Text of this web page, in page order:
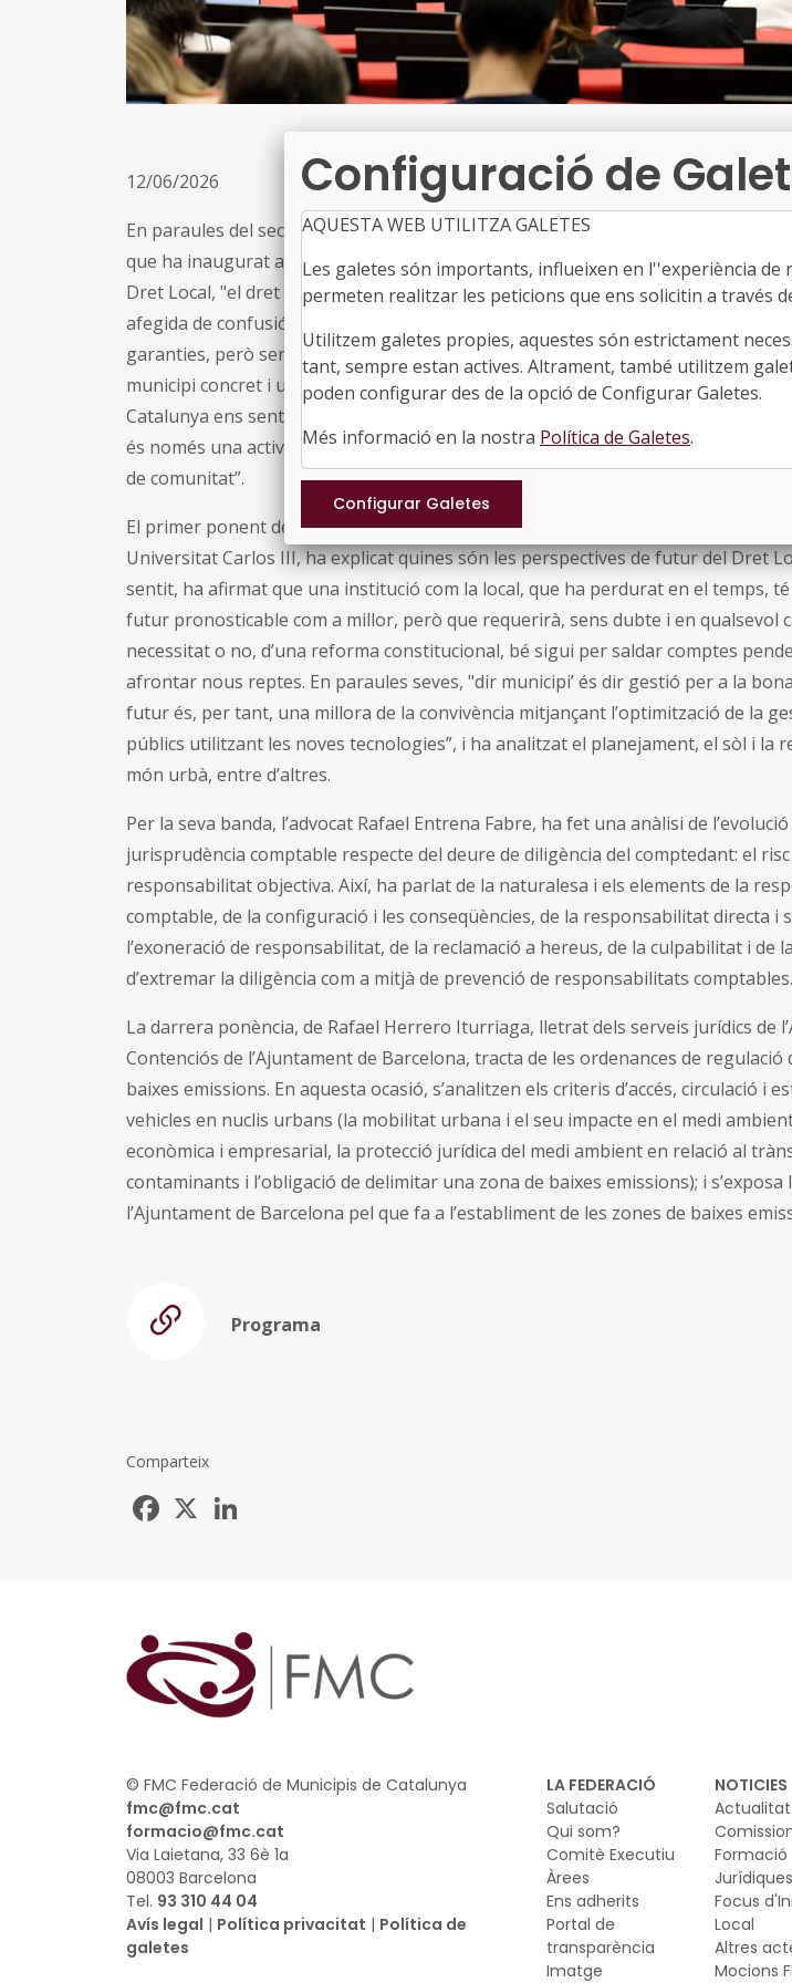
12/06/2026
En paraules del secretari general adjunt de la Federació de Municipis de
que ha inaugurat aquesta sessió de cloenda juntament amb Juli Ponce, director
Dret Local, "el dret local ha de ser capaç d’acompanyar el canvi sense convertir-
afegida de confusió; ha de donar seguretat, però també ha de permetre actuar;
garanties, però sense oblidar que darrere de cada expedient hi ha un problema
municipi concret i unes persones concretes”, i ha afegit que "des de la Federació
Catalunya ens sentim especialment orgullosos de contribuir a mantenir viu
és només una activitat formativa. És un espai de continuïtat institucional, de
de comunitat”.
El primer ponent de la sessió d’avui, Luciano Parejo Alfonso, catedràtic de Dret
Universitat Carlos III, ha explicat quines són les perspectives de futur del Dret
sentit, ha afirmat que una institució com la local, que ha perdurat en el temps,
futur pronosticable com a millor, però que requerirà, sens dubte i en qualsevol
necessitat o no, d’una reforma constitucional, bé sigui per saldar comptes
afrontar nous reptes. En paraules seves, "dir municipi’ és dir gestió per a la
futur és, per tant, una millora de la convivència mitjançant l’optimització de la
públics utilitzant les noves tecnologies”, i ha analitzat el planejament, el sòl i la
món urbà, entre d’altres.
Per la seva banda, l’advocat Rafael Entrena Fabre, ha fet una anàlisi de l’evolució
jurisprudència comptable respecte del deure de diligència del comptedant: el risc
responsabilitat objectiva. Així, ha parlat de la naturalesa i els elements de la
comptable, de la configuració i les conseqüències, de la responsabilitat directa i
l’exoneració de responsabilitat, de la reclamació a hereus, de la culpabilitat i de
d’extremar la diligència com a mitjà de prevenció de responsabilitats comptables.
La darrera ponència, de Rafael Herrero Iturriaga, lletrat dels serveis jurídics de
Contenciós de l’Ajuntament de Barcelona, tracta de les ordenances de regulació
baixes emissions. En aquesta ocasió, s’analitzen els criteris d’accés, circulació i
vehicles en nuclis urbans (la mobilitat urbana i el seu impacte en el medi
econòmica i empresarial, la protecció jurídica del medi ambient en relació al
contaminants i l’obligació de delimitar una zona de baixes emissions); i s’exposa
l’Ajuntament de Barcelona pel que fa a l’establiment de les zones de baixes
Programa
Comparteix
Facebook
LA FEDERACIÓ
Salutació
Qui som?
Comitè Executiu
Àrees
Ens adherits
Portal de
transparència
Imatge
NOTICIES
Actualitat
Formació
Jurídiques
Focus
Local
Altres
Mocions
© FMC Federació de Municipis de Catalunya
fmc@fmc.cat
formacio@fmc.cat
Via Laietana, 33 6è 1a
08003 Barcelona
Tel. 93 310 44 04
Avís legal | Política privacitat | Política de
galetes
Configuració de
AQUESTA WEB UTILITZA GALETES
Les galetes són importants, influeixen en l''experiència
permeten realitzar les peticions que ens solicitin a través
Utilitzem galetes propies, aquestes són estrictament
tant, sempre estan actives. Altrament, també utilitzem
poden configurar des de la opció de Configurar Galetes.
Més informació en la nostra Política de Galetes.